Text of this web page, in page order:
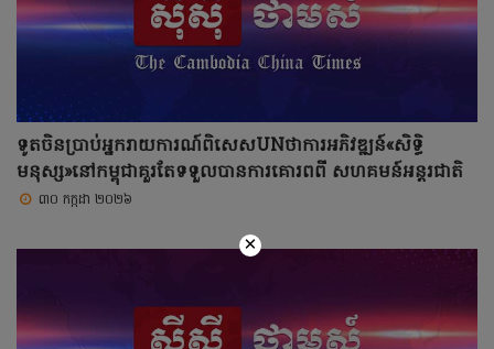
ទូតចិនប្រាប់អ្នករាយការណ៍ពិសេសUNថាការអភិវឌ្ឍន៍«សិទ្ធិ
មនុស្ស»នៅកម្ពុជាគួរតែទទួលបានការគោរពពី សហគមន៍អន្តរជាតិ
៣០ កក្កដា ២០២៦
×